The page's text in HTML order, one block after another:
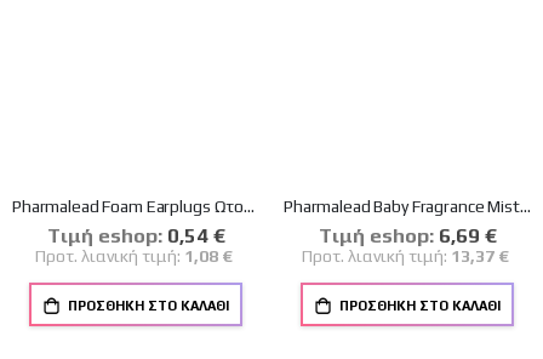
Pharmalead Foam Earplugs Ωτοασπίδες σε Πορτοκαλί Χρώμα 2 τεμάχια
Tιμή eshop: Ειδική
Τιμή
0,54 €
Προτ. λιανική τιμή: 1,08 €
ΠΡΟΣΘΉΚΗ ΣΤΟ ΚΑΛΆΘΙ
Pharmalead Baby Fragrance Mist Απαλό Ενυδατικό Άρωμα Χωρίς Οινόπνευμα 100ml
Tιμή eshop: Ειδική
Τιμή
6,69 €
Προτ. λιανική τιμή: 13,37 €
ΠΡΟΣΘΉΚΗ ΣΤΟ ΚΑΛΆΘΙ